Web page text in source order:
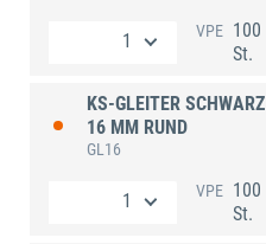
VPE 100
St.
KS-GLEITER SCHWARZ
16 MM RUND
GL16
VPE 100
St.